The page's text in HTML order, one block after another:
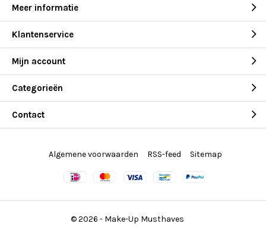
Meer informatie
Klantenservice
Mijn account
Categorieën
Contact
© 2026 - Make-Up Musthaves
Algemene voorwaarden RSS-feed Sitemap